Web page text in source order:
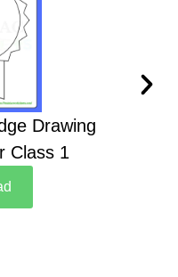
Drawing
Class 1